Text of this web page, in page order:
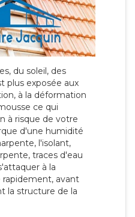
du soleil, des
plus exposée aux
à la déformation
ce qui
à risque de votre
d'une humidité
l'isolant,
traces d'eau
à la
rapidement, avant
la structure de la